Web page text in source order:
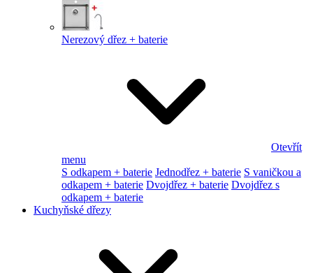
Nerezový dřez + baterie
Otevřít
menu
S odkapem + baterie Jednodřez + baterie S vaničkou a
odkapem + baterie Dvojdřez + baterie Dvojdřez s
odkapem + baterie
Kuchyňské dřezy